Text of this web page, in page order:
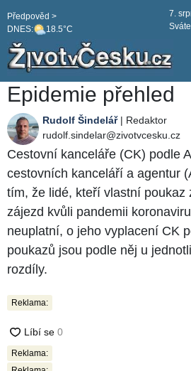
DNES: 18.5°C
Předpověd >
7.
Epidemie přehled
Rudolf Šindelář| Redaktor
rudolf.sindelar@zivotvcesku.cz
Cestovní kanceláře (CK) podle
cestovních kanceláří a agentur
tím, že lidé, kteří vlastní poukaz
zájezd kvůli pandemii
neuplatní, o jeho vyplacení CK
poukazů jsou podle něj u
rozdíly.
Reklama:
Reklama: